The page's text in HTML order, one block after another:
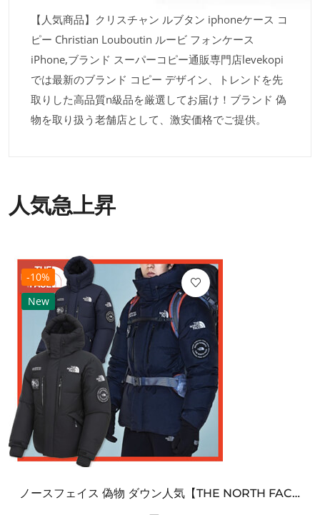
【人気商品】クリスチャン ルブタン iphoneケース コ
ピー Christian Louboutin ルービ フォンケース
iPhone,ブランド スーパーコピー通販専門店levekopi
では最新のブランド コピー デザイン、トレンドを先
取りした高品質n級品を厳選してお届け！ブランド 偽
物を取り扱う老舗店として、激安価格でご提供。
人気急上昇
-10%
New
ノースフェイス 偽物 ダウン人気【THE NORTH FACE】M'S 7 SUMMIT HIM...